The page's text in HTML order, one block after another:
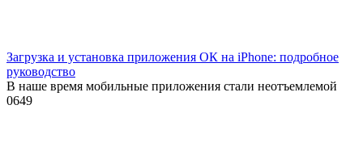
Загрузка и установка приложения ОК на iPhone: подробное
руководство
В наше время мобильные приложения стали неотъемлемой
0649